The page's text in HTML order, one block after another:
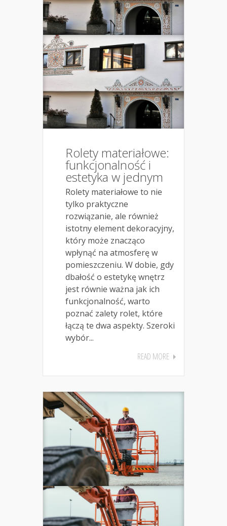
Rolety materiałowe:
funkcjonalność i
estetyka w jednym
Rolety materiałowe to nie
tylko praktyczne
rozwiązanie, ale również
istotny element dekoracyjny,
który może znacząco
wpłynąć na atmosferę w
pomieszczeniu. W dobie, gdy
dbałość o estetykę wnętrz
jest równie ważna jak ich
funkcjonalność, warto
poznać zalety rolet, które
łączą te dwa aspekty. Szeroki
wybór...
READ MORE